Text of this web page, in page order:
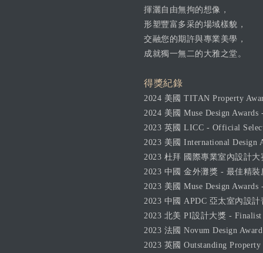
揮灑自由無拘的想像，
形塑豐富多采的場域樣貌，
交融您的期許與專業美學，
成就獨一無二的大雅之堂。
得獎紀錄
2024 美國 TITAN Property
2024 美國 Muse Design Awards
2023 英國 LICC - Official
2023 美國 International Design
2023 杜拜 國際專業室內設計
2023 中國 金外灘獎 - 最佳精裝
2023 美國 Muse Design Awards
2023 中國 APDC 亞太室內設
2023 北美 PI設計大獎 - Finalist
2023 法國 Novum Design
2023 英國 Outstanding